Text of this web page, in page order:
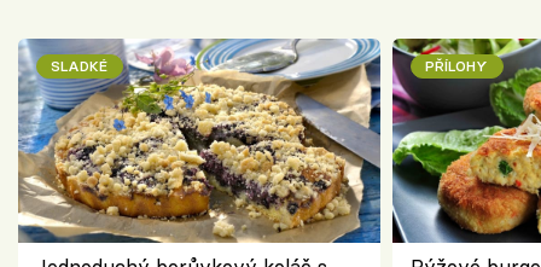
SLADKÉ PŘÍLOHY